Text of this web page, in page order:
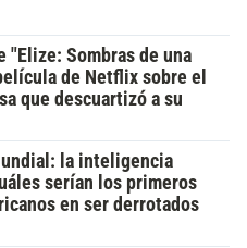
"Elize: Sombras de una
de Netflix sobre el
que descuartizó a su
la inteligencia
serían los primeros
en ser derrotados